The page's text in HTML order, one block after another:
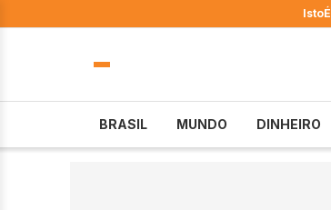
IstoÉ
BRASIL MUNDO DINHEIRO